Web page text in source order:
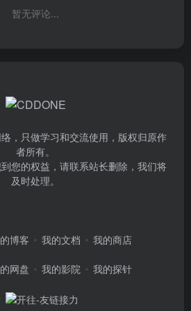
暂无评论...
，只做学习和交流使用，版权归原作
者所有。
您的权益，请联系站长删除，我们将
及时处理。
博客 我的文档 我的商店
网盘 我的影院 我的探针